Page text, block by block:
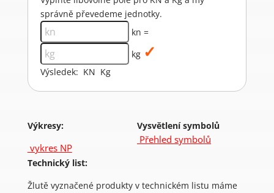
správně převedeme jednotky.
kn =
kg
Výsledek: KN Kg
Vysvětlení symbolů
Přehled symbolů
Výkresy:
vykres NP
Technický list:
Žlutě vyznačené produkty v technickém listu máme